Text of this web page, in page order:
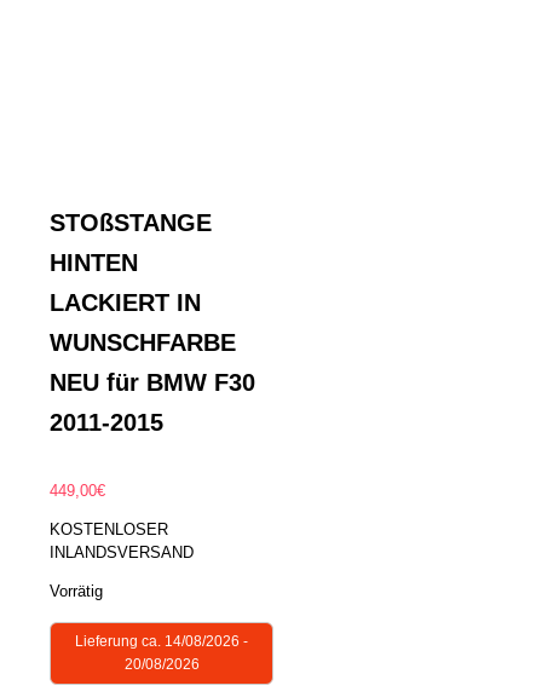
STOßSTANGE
HINTEN
LACKIERT IN
WUNSCHFARBE
NEU für BMW F30
2011-2015
449,00€
KOSTENLOSER
INLANDSVERSAND
Vorrätig
Lieferung ca. 14/08/2026 -
20/08/2026